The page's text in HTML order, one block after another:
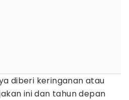
diberi keringanan atau
ini dan tahun depan